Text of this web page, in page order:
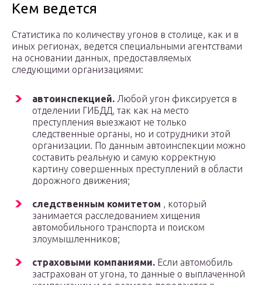
Кем ведется
Статистика по количеству угонов в столице, как и в
иных регионах, ведется специальными агентствами
на основании данных, предоставляемых
следующими организациями:
автоинспекцией. Любой угон фиксируется в
отделении ГИБДД, так как на место
преступления выезжают не только
следственные органы, но и сотрудники этой
организации. По данным автоинспекции можно
составить реальную и самую корректную
картину совершенных преступлений в области
дорожного движения;
следственным комитетом , который
занимается расследованием хищения
автомобильного транспорта и поиском
злоумышленников;
страховыми компаниями. Если автомобиль
застрахован от угона, то данные о выплаченной